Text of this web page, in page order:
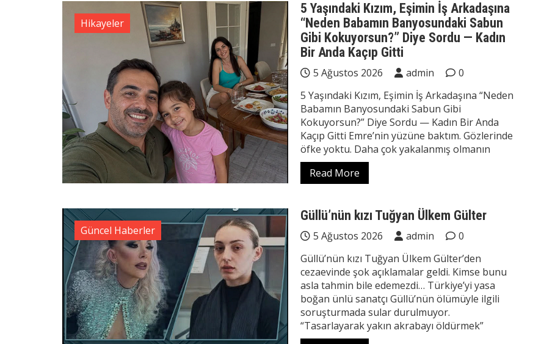
Hikayeler
5 Yaşındaki Kızım, Eşimin İş Arkadaşına
“Neden Babamın Banyosundaki Sabun
Gibi Kokuyorsun?” Diye Sordu — Kadın
Bir Anda Kaçıp Gitti
5 Ağustos 2026 admin
0
5 Yaşındaki Kızım, Eşimin İş Arkadaşına “Neden
Babamın Banyosundaki Sabun Gibi
Kokuyorsun?” Diye Sordu — Kadın Bir Anda
Kaçıp Gitti Emre’nin yüzüne baktım. Gözlerinde
öfke yoktu. Daha çok yakalanmış olmanın
Read More
Güncel Haberler
Güllü’nün kızı Tuğyan Ülkem Gülter
5 Ağustos 2026 admin
0
Güllü’nün kızı Tuğyan Ülkem Gülter’den
cezaevinde şok açıklamalar geldi. Kimse bunu
asla tahmin bile edemezdi… Türkiye’yi yasa
boğan ünlü sanatçı Güllü’nün ölümüyle ilgili
soruşturmada sular durulmuyor.
“Tasarlayarak yakın akrabayı öldürmek”